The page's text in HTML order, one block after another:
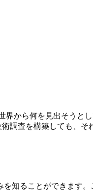
界から何を見出そうと
査を構築しても、そ
を知ることができます